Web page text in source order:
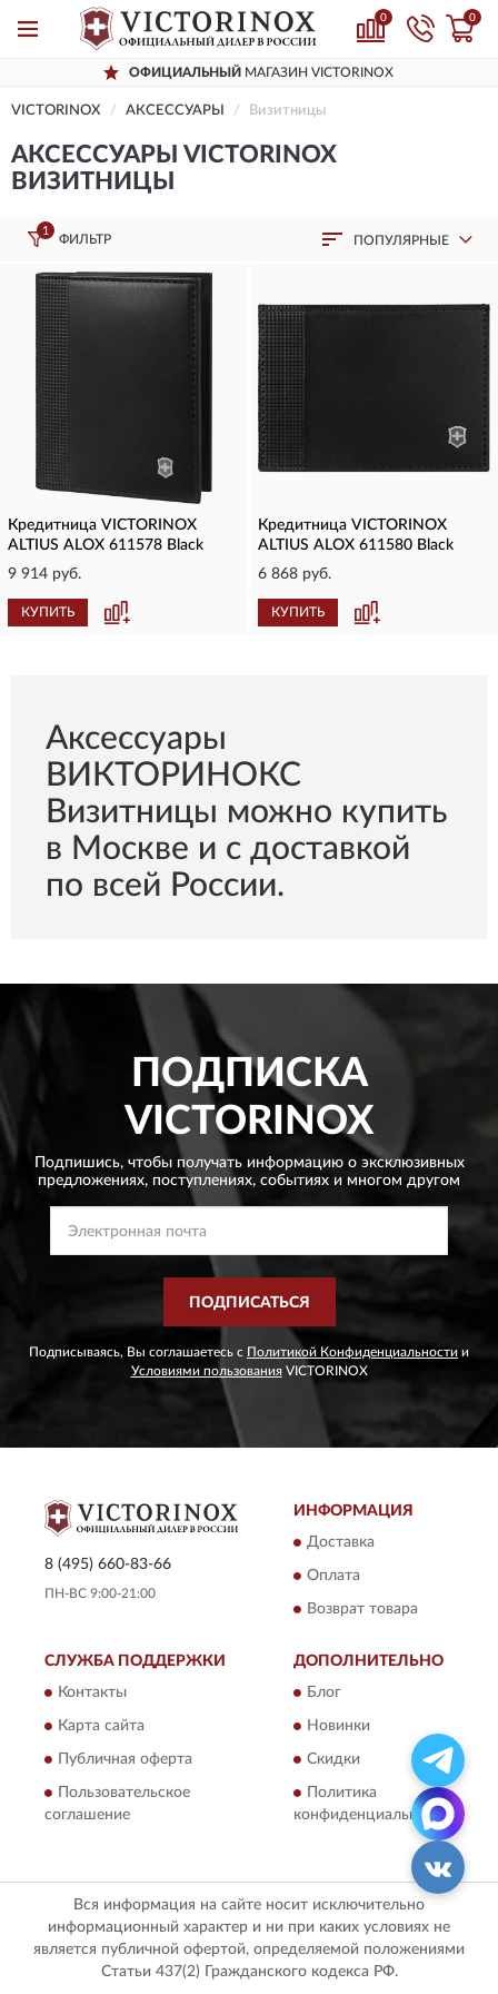
0 0
ОФИЦИАЛЬНЫЙ МАГАЗИН VICTORINOX
VICTORINOX AКСЕССУАРЫ Визитницы
AКСЕССУАРЫ VICTORINOX
ВИЗИТНИЦЫ
1
ФИЛЬТР ПОПУЛЯРНЫЕ
Кредитница VICTORINOX
ALTIUS ALOX 611578 Black
9 914 руб.
КУПИТЬ
Кредитница VICTORINOX
ALTIUS ALOX 611580 Black
6 868 руб.
КУПИТЬ
Aксессуары
ВИКТОРИНОКС
Визитницы можно купить
в Москве и с доставкой
по всей России.
ПОДПИСКА
VICTORINOX
Подпишись, чтобы получать информацию о эксклюзивных
предложениях, поступлениях, событиях и многом другом
ПОДПИСАТЬСЯ
Подписываясь, Вы соглашаетесь с Политикой Конфиденциальности и
Условиями пользованияVICTORINOX
8 (495) 660-83-66
ПН-ВС 9:00-21:00
ИНФОРМАЦИЯ
Доставка
Оплата
Возврат товара
СЛУЖБА ПОДДЕРЖКИ
Контакты
Карта сайта
Публичная оферта
Пользовательское
соглашение
ДОПОЛНИТЕЛЬНО
Блог
Новинки
Скидки
Политика
конфиденциальности
Вся информация на сайте носит исключительно
информационный характер и ни при каких условиях не
является публичной офертой, определяемой положениями
Статьи 437(2) Гражданского кодекса РФ.